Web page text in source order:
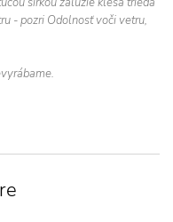
- pozri Odolnosť voči vetru,